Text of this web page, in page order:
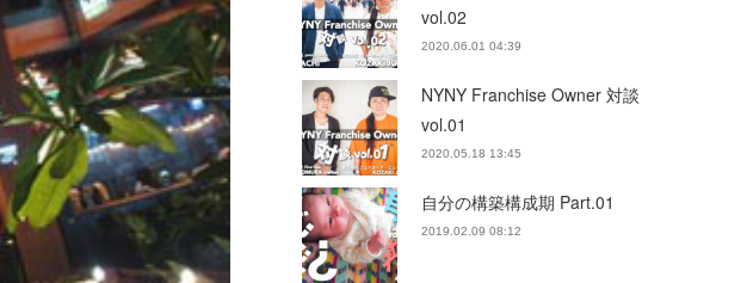
vol.02
2020.06.01 04:39
NYNY Franchise Owner 対談
vol.01
2020.05.18 13:45
自分の構築構成期 Part.01
2019.02.09 08:12